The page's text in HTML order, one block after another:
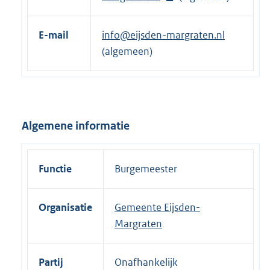
t
e
r
e
n
k
E-mail
info@eijsden-margraten.nl
(algemeen)
Algemene informatie
Functie Burgemeester
Organisatie
Gemeente Eijsden-
Margraten
Partij Onafhankelijk